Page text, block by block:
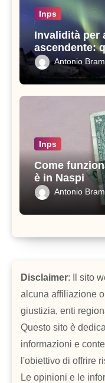
Inps
Invalidità per
ascendente:
comeAntonio
Inps
Come
è in Naspi
Antonio
Disclaimer: Il sito
alcuna affiliazione
giustizia, enti
Questo sito è
informazioni e
l'obiettivo di offrire
Le opinioni e le